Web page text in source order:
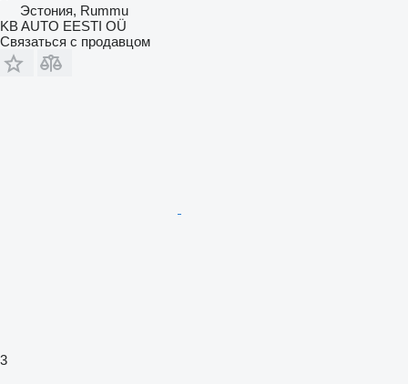
Эстония, Rummu
KB AUTO EESTI OÜ
Связаться с продавцом
3